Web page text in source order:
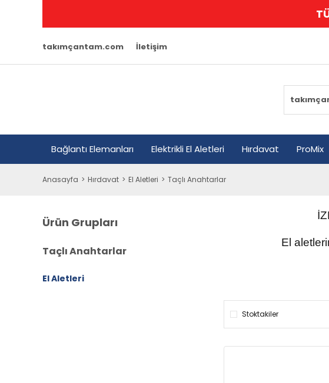
takımçantam.com İletişim
Bağlantı Elemanları Elektrikli El Aletleri Hırdavat ProMix
Anasayfa Hırdavat El Aletleri Taçlı Anahtarlar
Ürün Grupları
Taçlı Anahtarlar
El Aletleri
El
Stoktakiler